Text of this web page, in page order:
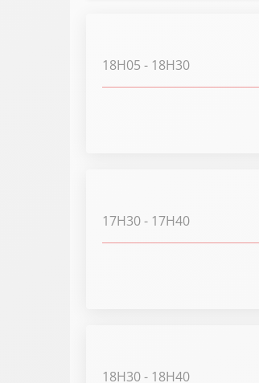
18H05 - 18H30
17H30- 17H40
18H30- 18H40